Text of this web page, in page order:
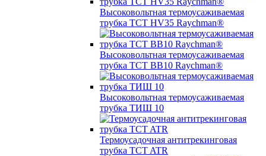
Высоковольтная термоусаживаемая
трубка TCT HV35 Raychman®
Высоковольтная термоусаживаемая
трубка TCT BB10 Raychman®
Высоковольтная термоусаживаемая
трубка ТИШ 10
Термоусадочная антитрекинговая
трубка TCT ATR